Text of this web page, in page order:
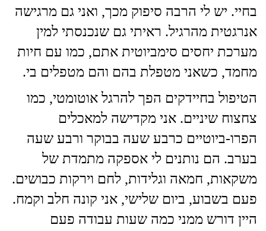
בחיי. יש לי הרבה סיפוק מכך, ואני גם מרגישה
אנרגטית מהרגיל. ראיתי גם שנכנסתי למין
מערכת יחסים סימביוטית אתם, כמו עם חיות
מחמד, כשאני מטפלת בהם והם מטפלים בי.
הטיפול בחיידקים הפך להרגל אוטומטי, כמו
צחצוח שיניים. אני מקדישה למאכלים
הפרו-ביוטיים כרבע שעה בבוקר ורבע שעה
בערב. הם נותנים לי אספקה מתמדת של
משקאות, חמאה וגלידות, לחם וירקות כבושים.
פעם בשבוע, ביום שלישי, אני קונה חלב וקמח.
היין דורש ממני כמה שעות עבודה פעם